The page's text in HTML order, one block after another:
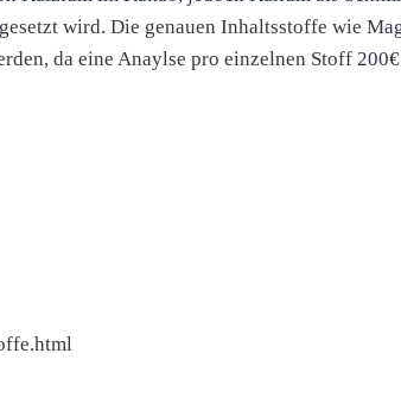
wird. Die genauen Inhaltsstoffe wie
da eine Anaylse pro einzelnen Stoff